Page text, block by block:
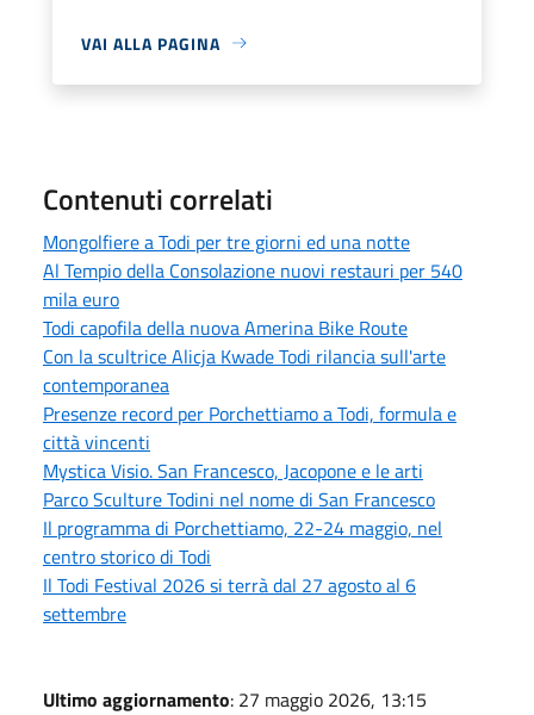
VAI ALLA PAGINA
Contenuti correlati
Mongolfiere a Todi per tre giorni ed una notte
Al Tempio della Consolazione nuovi restauri per 540
mila euro
Todi capofila della nuova Amerina Bike Route
Con la scultrice Alicja Kwade Todi rilancia sull'arte
contemporanea
Presenze record per Porchettiamo a Todi, formula e
città vincenti
Mystica Visio. San Francesco, Jacopone e le arti
Parco Sculture Todini nel nome di San Francesco
Il programma di Porchettiamo, 22-24 maggio, nel
centro storico di Todi
Il Todi Festival 2026 si terrà dal 27 agosto al 6
settembre
Ultimo aggiornamento: 27 maggio 2026, 13:15